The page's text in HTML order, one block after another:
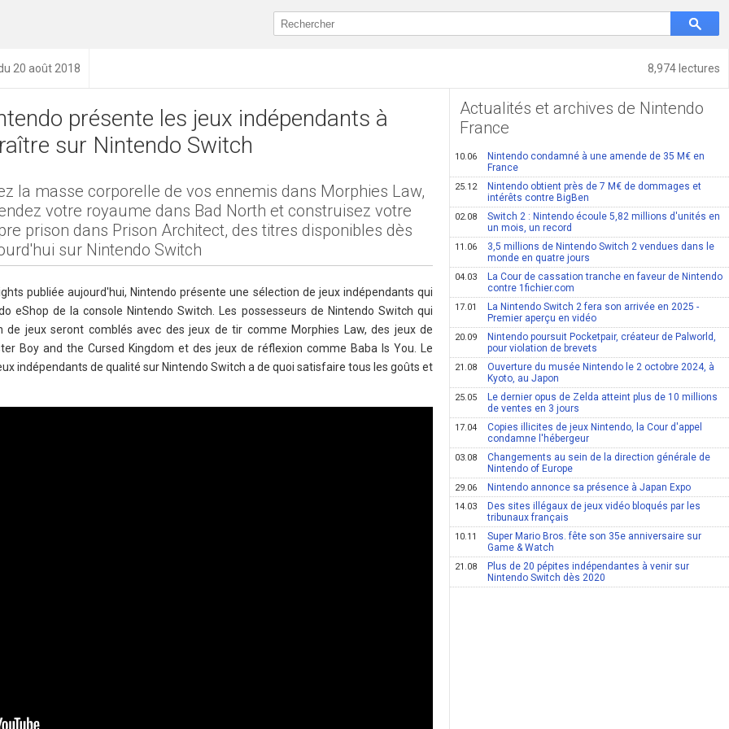
8,974 lectures
20 août 2018
présente les jeux indépendants à
sur Nintendo Switch
la masse corporelle de vos ennemis dans Morphies Law,
votre royaume dans Bad North et construisez votre
prison dans Prison Architect, des titres disponibles dès
sur Nintendo Switch
publiée aujourd'hui, Nintendo présente une sélection de jeux indépendants qui
eShop de la console Nintendo Switch. Les possesseurs de Nintendo Switch qui
de jeux seront comblés avec des jeux de tir comme Morphies Law, des jeux de
Boy and the Cursed Kingdom et des jeux de réflexion comme Baba Is You. Le
indépendants de qualité sur Nintendo Switch a de quoi satisfaire tous les goûts et
Actualités et archives de Nintendo
France
10.06
Nintendo condamné à une amende de 35 M€ en
France
25.12
Nintendo obtient près de 7 M€ de dommages et
intérêts contre BigBen
02.08
Switch 2 : Nintendo écoule 5,82 millions d'unités en
un mois, un record
11.06
3,5 millions de Nintendo Switch 2 vendues dans le
monde en quatre jours
04.03
La Cour de cassation tranche en faveur de Nintendo
contre 1fichier.com
17.01
La Nintendo Switch 2 fera son arrivée en 2025 -
Premier aperçu en vidéo
20.09
Nintendo poursuit Pocketpair, créateur de Palworld,
pour violation de brevets
21.08
Ouverture du musée Nintendo le 2 octobre 2024, à
Kyoto, au Japon
25.05
Le dernier opus de Zelda atteint plus de 10 millions
de ventes en 3 jours
17.04
Copies illicites de jeux Nintendo, la Cour d'appel
condamne l'hébergeur
03.08
Changements au sein de la direction générale de
Nintendo of Europe
29.06 Nintendo annonce sa présence à Japan Expo
14.03
Des sites illégaux de jeux vidéo bloqués par les
tribunaux français
10.11
Super Mario Bros. fête son 35e anniversaire sur
Game & Watch
21.08
Plus de 20 pépites indépendantes à venir sur
Nintendo Switch dès 2020